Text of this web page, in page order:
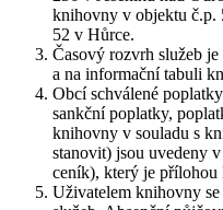
knihovny v objektu č.p.
52 v Hůrce.
Časový rozvrh služeb
a na informační tabuli
Obcí schválené
sankční poplatky,
knihovny v souladu s
stanovit) jsou uvedeny
ceník), který je přílohou
Uživatelem knihovny